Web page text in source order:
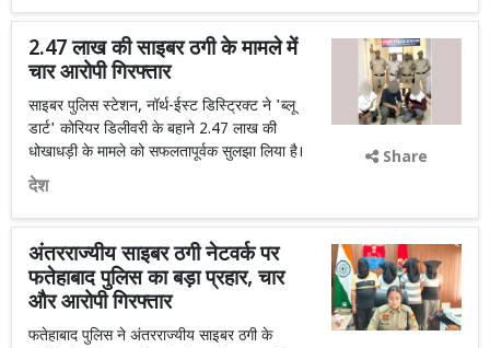
2.47 लाख की साइबर ठगी के मामले में
चार आरोपी गिरफ्तार
साइबर पुलिस स्टेशन, नॉर्थ-ईस्ट डिस्ट्रिक्ट ने 'ब्लू
डार्ट' कोरियर डिलीवरी के बहाने 2.47 लाख की
धोखाधड़ी के मामले को सफलतापूर्वक सुलझा लिया है।
देश
Share
अंतरराज्यीय साइबर ठगी नेटवर्क पर
फतेहाबाद पुलिस का बड़ा प्रहार, चार
और आरोपी गिरफ्तार
फतेहाबाद पुलिस ने अंतरराज्यीय साइबर ठगी के